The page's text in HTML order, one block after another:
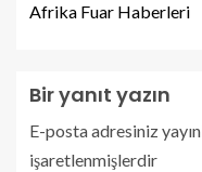
Afrika Fuar Haberleri
Bir yanıt yazın
E-posta adresiniz
işaretlenmişlerdir